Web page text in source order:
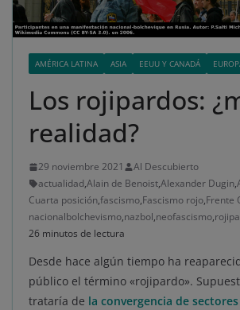
AMÉRICA LATINA ASIA EEUU Y CANADÁ
Los rojipardos:
realidad?
29 noviembre 2021
Al Descubierto
actualidad,Alain de Benoist,Alexander Dugin,
Cuarta posición,fascismo,Fascismo rojo,Frente
nacionalbolchevismo,nazbol,neofascismo,
26 minutos de lectura
Desde hace algún tiempo ha
público el término «rojipardo».
trataría de la convergencia de